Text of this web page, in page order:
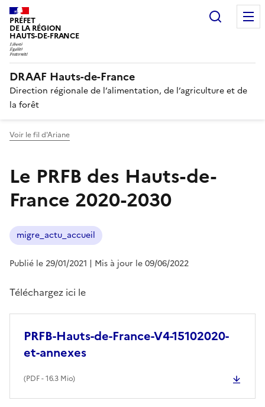
PRÉFET
DE LA RÉGION
HAUTS-DE-FRANCE
DRAAF Hauts-de-France
Direction régionale de l’alimentation, de l’agriculture et de
la forêt
Voir le fil d'Ariane
Le PRFB des Hauts-de-
France 2020-2030
migre_actu_accueil
Publié le 29/01/2021 | Mis à jour le 09/06/2022
Téléchargez ici le
PRFB-Hauts-de-France-V4-15102020-
et-annexes
(PDF- 16.3 Mio)